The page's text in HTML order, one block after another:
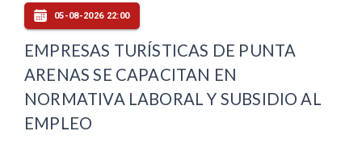
05-08-2026 22:00
EMPRESAS TURÍSTICAS DE PUNTA
ARENAS SE CAPACITAN EN
NORMATIVA LABORAL Y SUBSIDIO AL
EMPLEO